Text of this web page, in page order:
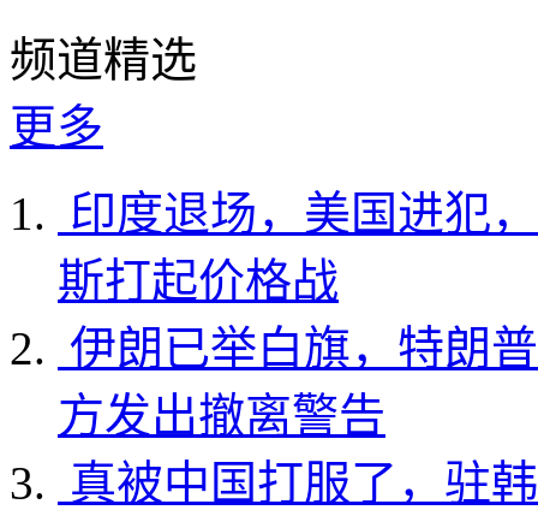
频道精选
更多
印度退场，美国进犯
斯打起价格战
伊朗已举白旗，特朗
方发出撤离警告
真被中国打服了，驻